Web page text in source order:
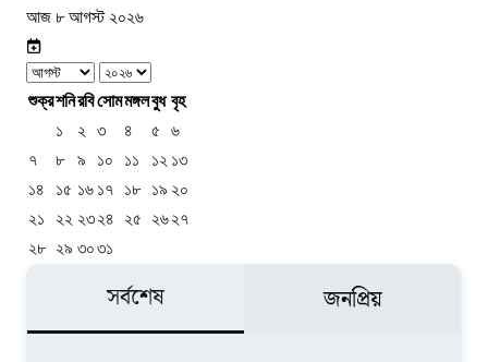
আজ ৮ আগস্ট ২০২৬
শুক্রশনিরবিসোমমঙ্গলবুধ বৃহ
১
২ ৩ ৪ ৫
৬
৭
৮ ৯ ১০ ১১ ১২ ১৩
১৪
১৫ ১৬ ১৭ ১৮ ১৯ ২০
২১
২২ ২৩২৪ ২৫ ২৬২৭
২৮ ২৯ ৩০৩১
সর্বশেষ জনপ্রিয়